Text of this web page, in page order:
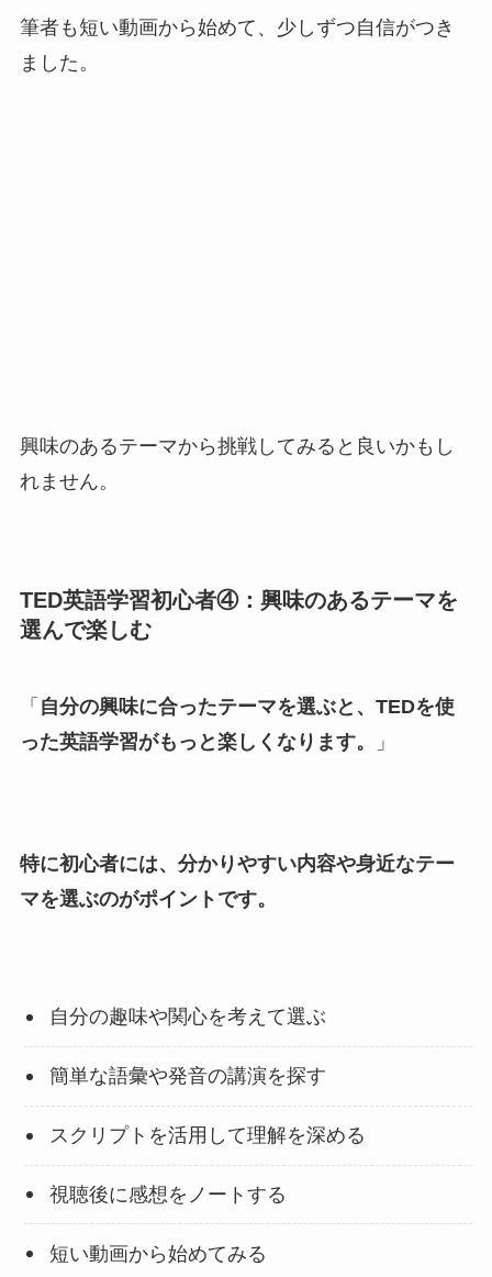
筆者も短い動画から始めて、少しずつ自信がつき
ました。
興味のあるテーマから挑戦してみると良いかもし
れません。
TED英語学習初心者④：興味のあるテーマを
選んで楽しむ
「 自分の興味に合ったテーマを選ぶと、TEDを使
った英語学習がもっと楽しくなります。
」
特に初心者には、分かりやすい内容や身近なテー
マを選ぶのがポイントです。
自分の趣味や関心を考えて選ぶ
簡単な語彙や発音の講演を探す
スクリプトを活用して理解を深める
視聴後に感想をノートする
短い動画から始めてみる